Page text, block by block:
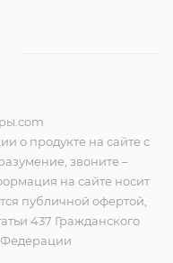
о продукте на сайте с
звоните –
на сайте носит
публичной офертой,
437 Гражданского
Федерации